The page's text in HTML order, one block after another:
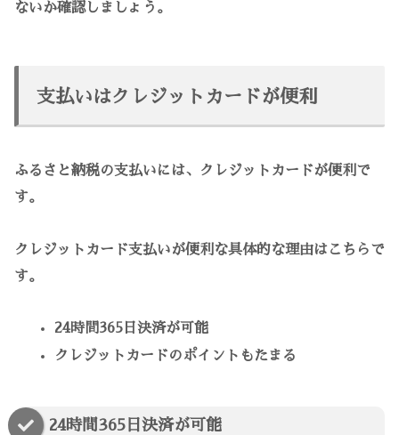
ないか確認しましょう。
支払いはクレジットカードが便利
ふるさと納税の支払いには、クレジットカードが便利で
す。
クレジットカード支払いが便利な具体的な理由はこちらで
す。
24時間365日決済が可能
クレジットカードのポイントもたまる
24時間365日決済が可能